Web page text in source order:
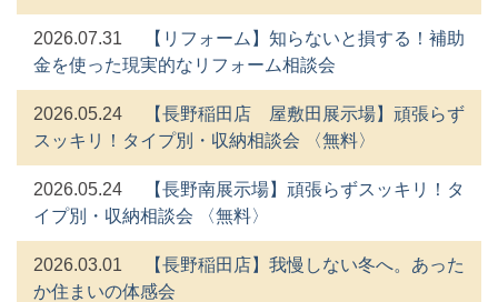
2026.07.31
【リフォーム】知らないと損する！補助
金を使った現実的なリフォーム相談会
2026.05.24
【長野稲田店 屋敷田展示場】頑張らず
スッキリ！タイプ別・収納相談会 〈無料〉
2026.05.24
【長野南展示場】頑張らずスッキリ！タ
イプ別・収納相談会 〈無料〉
2026.03.01
【長野稲田店】我慢しない冬へ。あった
か住まいの体感会